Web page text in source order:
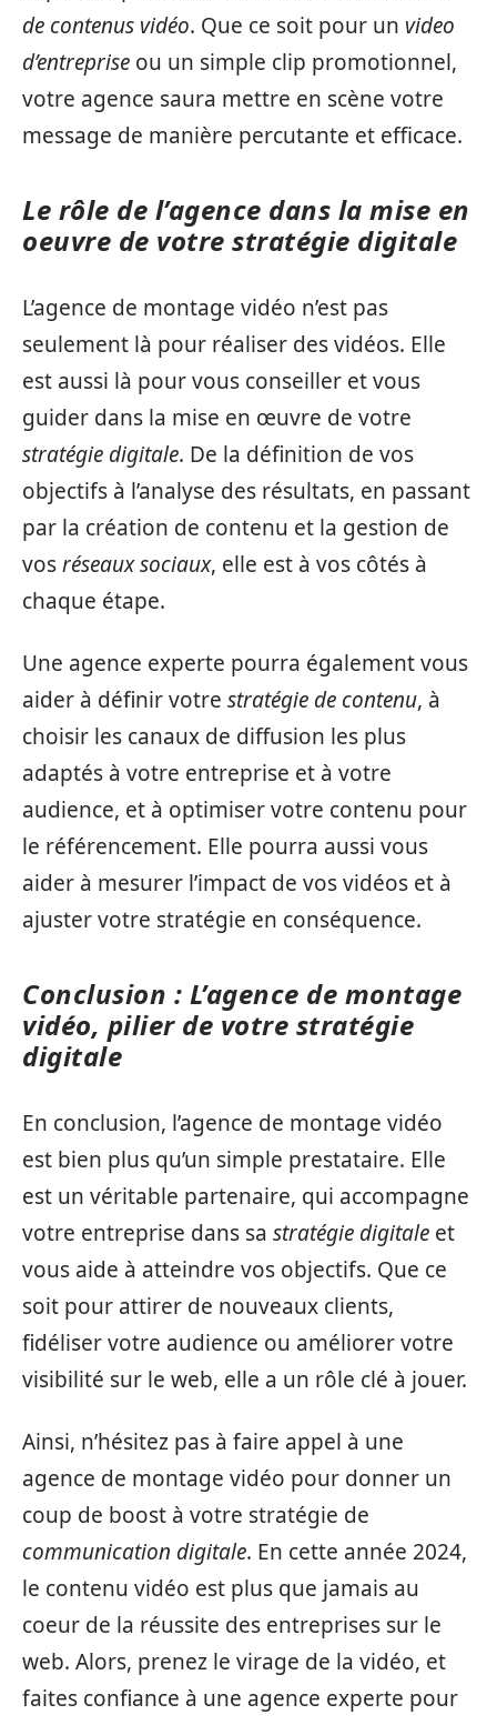
de contenus vidéo. Que ce soit pour un video
d’entreprise ou un simple clip promotionnel,
votre agence saura mettre en scène votre
message de manière percutante et efficace.
Le rôle de l’agence dans la mise en
oeuvre de votre stratégie digitale
L’agence de montage vidéo n’est pas
seulement là pour réaliser des vidéos. Elle
est aussi là pour vous conseiller et vous
guider dans la mise en œuvre de votre
stratégie digitale. De la définition de vos
objectifs à l’analyse des résultats, en passant
par la création de contenu et la gestion de
vosréseaux sociaux, elle est à vos côtés à
chaque étape.
Une agence experte pourra également vous
aider à définir votre stratégie de contenu, à
choisir les canaux de diffusion les plus
adaptés à votre entreprise et à votre
audience, et à optimiser votre contenu pour
le référencement. Elle pourra aussi vous
aider à mesurer l’impact de vos vidéos et à
ajuster votre stratégie en conséquence.
Conclusion : L’agence de montage
vidéo, pilier de votre stratégie
digitale
En conclusion, l’agence de montage vidéo
est bien plus qu’un simple prestataire. Elle
est un véritable partenaire, qui accompagne
votre entreprise dans sa stratégie digitale et
vous aide à atteindre vos objectifs. Que ce
soit pour attirer de nouveaux clients,
fidéliser votre audience ou améliorer votre
visibilité sur le web, elle a un rôle clé à jouer.
Ainsi, n’hésitez pas à faire appel à une
agence de montage vidéo pour donner un
coup de boost à votre stratégie de
communication digitale. En cette année 2024,
le contenu vidéo est plus que jamais au
coeur de la réussite des entreprises sur le
web. Alors, prenez le virage de la vidéo, et
faites confiance à une agence experte pour